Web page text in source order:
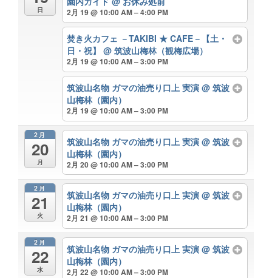
日 2月 19 @ 10:00 AM – 4:00 PM
焚き火カフェ －TAKIBI ★ CAFE－【土・
日・祝】@ 筑波山梅林（観梅広場）
2月 19 @ 10:00 AM – 3:00 PM
筑波山名物 ガマの油売り口上 実演@ 筑波
山梅林（園内）
2月 19 @ 10:00 AM – 3:00 PM
2月
20
月
筑波山名物 ガマの油売り口上 実演@ 筑波
山梅林（園内）
2月 20 @ 10:00 AM – 3:00 PM
2月
21
火
筑波山名物 ガマの油売り口上 実演@ 筑波
山梅林（園内）
2月 21 @ 10:00 AM – 3:00 PM
2月
22
水
筑波山名物 ガマの油売り口上 実演@ 筑波
山梅林（園内）
2月 22 @ 10:00 AM – 3:00 PM